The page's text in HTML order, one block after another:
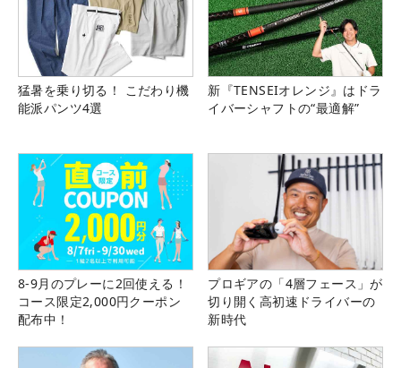
猛暑を乗り切る！ こだわり機
能派パンツ4選
新『TENSEIオレンジ』はドラ
イバーシャフトの“最適解”
8-9月のプレーに2回使える！
コース限定2,000円クーポン
配布中！
プロギアの「4層フェース」が
切り開く高初速ドライバーの
新時代